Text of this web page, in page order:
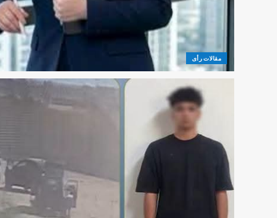
مقالات رأى